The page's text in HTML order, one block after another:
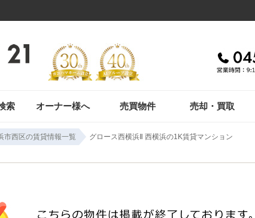
索 オーナー様へ 売買物件 売却・買取
市西区の賃貸情報一覧 グロース西横浜Ⅱ 西横浜の1K賃貸マンション